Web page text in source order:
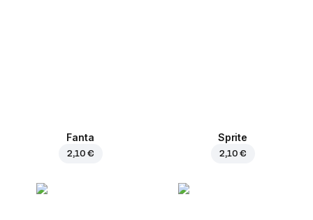
Fanta
2,10 €
Sprite
2,10 €